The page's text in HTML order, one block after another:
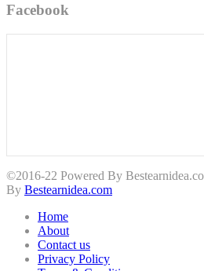
Facebook
©2016-22 Powered By
By Bestearnidea.com
Home
About
Contact us
Privacy Policy